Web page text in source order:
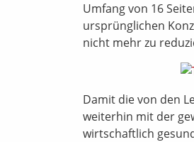
Umfang von 16
ursprünglichen
nicht mehr zu
Damit die von den
weiterhin mit der
wirtschaftlich